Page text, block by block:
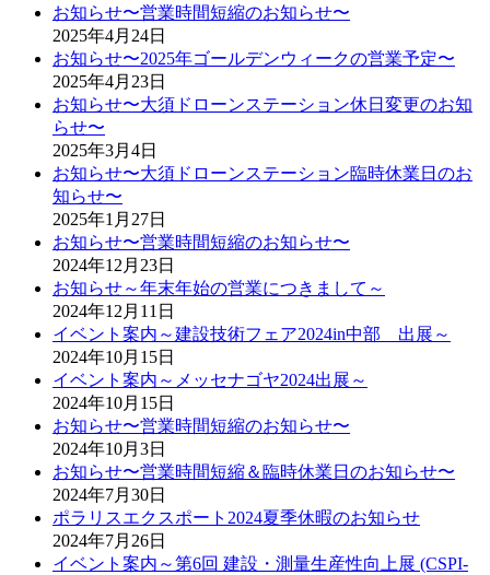
お知らせ〜営業時間短縮のお知らせ〜
2025年4月24日
お知らせ〜2025年ゴールデンウィークの営業予定〜
2025年4月23日
お知らせ〜大須ドローンステーション休日変更のお知
らせ〜
2025年3月4日
お知らせ〜大須ドローンステーション臨時休業日のお
知らせ〜
2025年1月27日
お知らせ〜営業時間短縮のお知らせ〜
2024年12月23日
お知らせ～年末年始の営業につきまして～
2024年12月11日
イベント案内～建設技術フェア2024in中部 出展～
2024年10月15日
イベント案内～メッセナゴヤ2024出展～
2024年10月15日
お知らせ〜営業時間短縮のお知らせ〜
2024年10月3日
お知らせ〜営業時間短縮＆臨時休業日のお知らせ〜
2024年7月30日
ポラリスエクスポート2024夏季休暇のお知らせ
2024年7月26日
イベント案内～第6回 建設・測量生産性向上展 (CSPI-